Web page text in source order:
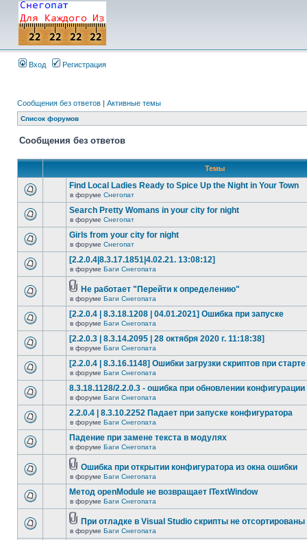
Вход Регистрация
Сообщения без ответов | Активные темы
Список форумов
Сообщения без ответов
Темы
Find Local Ladies Ready to Spice Up the Night in Your Town
в форуме Снегопат
Search Pretty Womans in your city for night
в форуме Снегопат
Girls from your city for night
в форуме Снегопат
[2.2.0.4|8.3.17.1851|4.02.21. 13:08:12]
в форуме Баги Снегопата
Не работает "Перейти к определению"
в форуме Баги Снегопата
[2.2.0.4 | 8.3.18.1208 | 04.01.2021] Ошибка при запуске
в форуме Баги Снегопата
[2.2.0.3 | 8.3.14.2095 | 28 октября 2020 г. 11:18:38]
в форуме Баги Снегопата
[2.2.0.4 | 8.3.16.1148] Ошибки загрузки скриптов при старте
в форуме Баги Снегопата
8.3.18.1128/2.2.0.3 - ошибка при обновлении конфигурации
в форуме Баги Снегопата
2.2.0.4 | 8.3.10.2252 Падает при запуске конфигуратора
в форуме Баги Снегопата
Падение при замене текста в модулях
в форуме Баги Снегопата
Ошибка при открытии конфигуратора из окна ошибки
в форуме Баги Снегопата
Метод openModule не возвращает ITextWindow
в форуме Баги Снегопата
При отладке в Visual Studio скрипты не отсортированы
в форуме Баги Снегопата